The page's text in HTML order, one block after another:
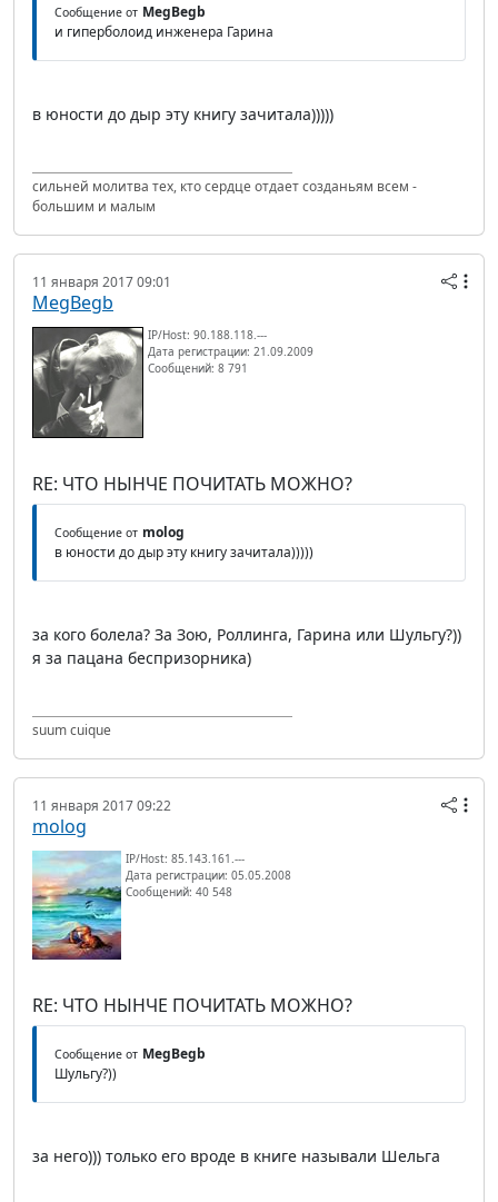
Сообщение от MegBegb
и гиперболоид инженера Гарина
в юности до дыр эту книгу зачитала)))))
сильней молитва тех, кто сердце отдает созданьям всем -
большим и малым
11 января 2017 09:01
MegBegb
IP/Host: 90.188.118.---
Дата регистрации: 21.09.2009
Сообщений: 8 791
RE: ЧТО НЫНЧЕ ПОЧИТАТЬ МОЖНО?
Сообщение от molog
в юности до дыр эту книгу зачитала)))))
за кого болела? За Зою, Роллинга, Гарина или Шульгу?))
я за пацана беспризорника)
suum cuique
11 января 2017 09:22
molog
IP/Host: 85.143.161.---
Дата регистрации: 05.05.2008
Сообщений: 40 548
RE: ЧТО НЫНЧЕ ПОЧИТАТЬ МОЖНО?
Сообщение от MegBegb
Шульгу?))
за него))) только его вроде в книге называли Шельга